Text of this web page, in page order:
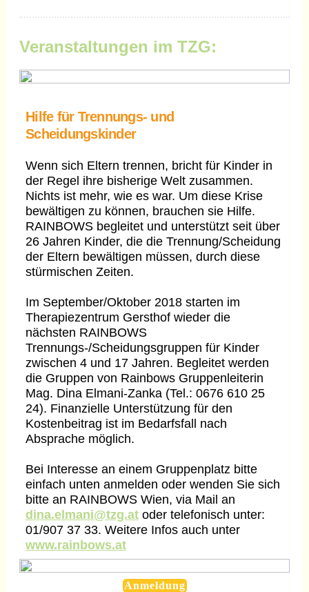
Veranstaltungen im TZG:
Hilfe für Trennungs- und
Scheidungskinder
Wenn sich Eltern trennen, bricht für Kinder in
der Regel ihre bisherige Welt zusammen.
Nichts ist mehr, wie es war. Um diese Krise
bewältigen zu können, brauchen sie Hilfe.
RAINBOWS begleitet und unterstützt seit über
26 Jahren Kinder, die die Trennung/Scheidung
der Eltern bewältigen müssen, durch diese
stürmischen Zeiten.
Im September/Oktober 2018 starten im
Therapiezentrum Gersthof wieder die
nächsten RAINBOWS
Trennungs-/Scheidungsgruppen für Kinder
zwischen 4 und 17 Jahren. Begleitet werden
die Gruppen von Rainbows Gruppenleiterin
Mag. Dina Elmani-Zanka (Tel.: 0676 610 25
24). Finanzielle Unterstützung für den
Kostenbeitrag ist im Bedarfsfall nach
Absprache möglich.
Bei Interesse an einem Gruppenplatz bitte
einfach unten anmelden oder wenden Sie sich
bitte an RAINBOWS Wien, via Mail an
dina.elmani@tzg.at oder telefonisch unter:
01/907 37 33. Weitere Infos auch unter
www.rainbows.at
Anmeldung